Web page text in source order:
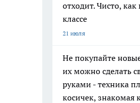
отходит. Чисто, как
классе
21 июля
Не покупайте
их можно сделать
руками - техника
косичек, знакомая